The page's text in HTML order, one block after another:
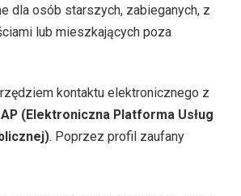
dla osób starszych, zabieganych, z
lub mieszkających poza
kontaktu elektronicznego z
(Elektroniczna Platforma Usług
. Poprzez profil zaufany